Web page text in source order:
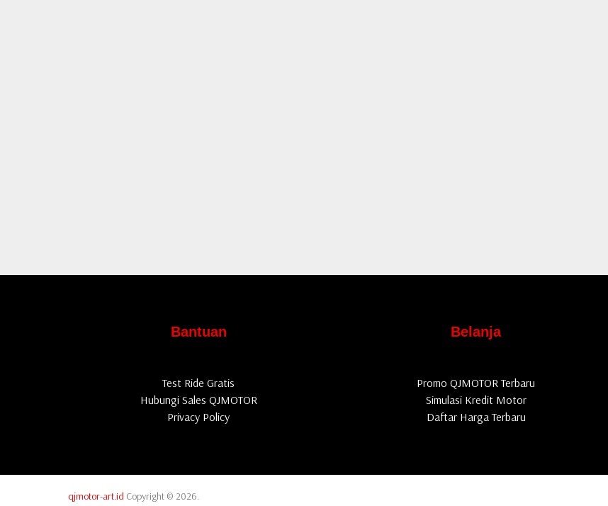
Bantuan
Test Ride Gratis
Hubungi Sales QJMOTOR
Privacy Policy
Belanja
Promo QJMOTOR Terbaru
Simulasi Kredit Motor
Daftar Harga Terbaru
qjmotor-art.id Copyright © 2026.